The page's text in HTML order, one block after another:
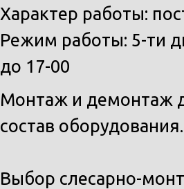
Характер работы:
Режим работы: 5-ти
до 17-00
Монтаж и демонтаж
состав оборудования.
Выбор слесарно-